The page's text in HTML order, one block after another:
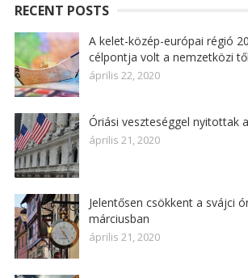
RECENT POSTS
A kelet-közép-európai régió
célpontja volt a nemzetközi
április 22, 2020
Óriási veszteséggel nyitottak
április 21, 2020
Jelentősen csökkent a svájci
márciusban
április 21, 2020